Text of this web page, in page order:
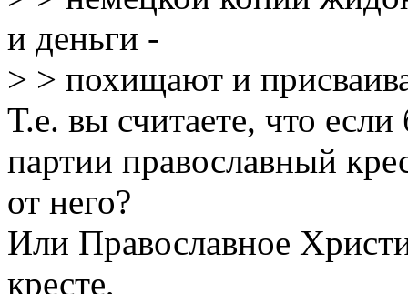
и деньги -
> > похищают и
Т.е. вы считаете, что
партии православный
от него?
Или Православное
кресте,